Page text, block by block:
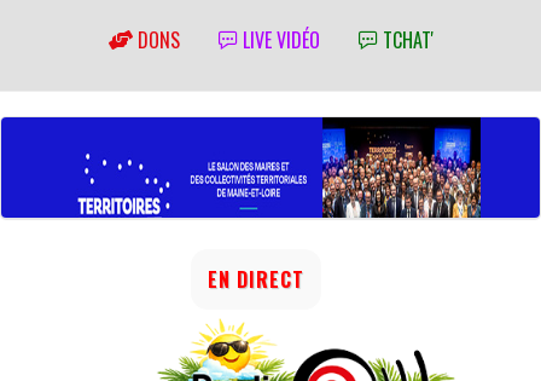
DONS LIVE VIDÉO TCHAT'
EN DIRECT